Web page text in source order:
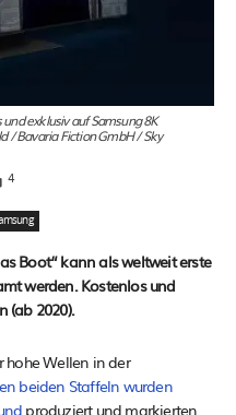
exklusiv auf Samsung 8K
/ Bavaria Fiction GmbH / Sky
4
Boot“ kann als weltweit erste
werden. Kostenlos und
(ab 2020).
hohe Wellen in der
beiden Staffeln wurden
produziert und markierten